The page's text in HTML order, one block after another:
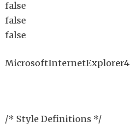
false
false
false
MicrosoftInternetExplorer4
/* Style Definitions */